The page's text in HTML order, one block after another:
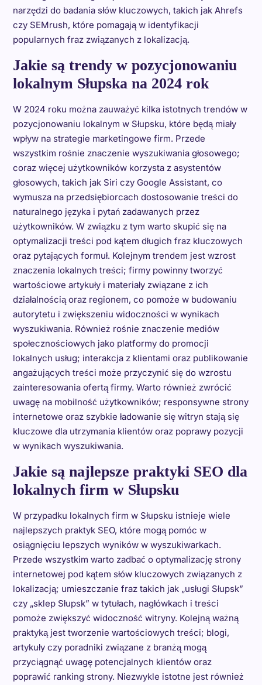
narzędzi do badania słów kluczowych, takich jak Ahrefs
czy SEMrush, które pomagają w identyfikacji
popularnych fraz związanych z lokalizacją.
Jakie są trendy w pozycjonowaniu
lokalnym Słupska na 2024 rok
W 2024 roku można zauważyć kilka istotnych trendów w
pozycjonowaniu lokalnym w Słupsku, które będą miały
wpływ na strategie marketingowe firm. Przede
wszystkim rośnie znaczenie wyszukiwania głosowego;
coraz więcej użytkowników korzysta z asystentów
głosowych, takich jak Siri czy Google Assistant, co
wymusza na przedsiębiorcach dostosowanie treści do
naturalnego języka i pytań zadawanych przez
użytkowników. W związku z tym warto skupić się na
optymalizacji treści pod kątem długich fraz kluczowych
oraz pytających formuł. Kolejnym trendem jest wzrost
znaczenia lokalnych treści; firmy powinny tworzyć
wartościowe artykuły i materiały związane z ich
działalnością oraz regionem, co pomoże w budowaniu
autorytetu i zwiększeniu widoczności w wynikach
wyszukiwania. Również rośnie znaczenie mediów
społecznościowych jako platformy do promocji
lokalnych usług; interakcja z klientami oraz publikowanie
angażujących treści może przyczynić się do wzrostu
zainteresowania ofertą firmy. Warto również zwrócić
uwagę na mobilność użytkowników; responsywne strony
internetowe oraz szybkie ładowanie się witryn stają się
kluczowe dla utrzymania klientów oraz poprawy pozycji
w wynikach wyszukiwania.
Jakie są najlepsze praktyki SEO dla
lokalnych firm w Słupsku
W przypadku lokalnych firm w Słupsku istnieje wiele
najlepszych praktyk SEO, które mogą pomóc w
osiągnięciu lepszych wyników w wyszukiwarkach.
Przede wszystkim warto zadbać o optymalizację strony
internetowej pod kątem słów kluczowych związanych z
lokalizacją; umieszczanie fraz takich jak „usługi Słupsk”
czy „sklep Słupsk” w tytułach, nagłówkach i treści
pomoże zwiększyć widoczność witryny. Kolejną ważną
praktyką jest tworzenie wartościowych treści; blogi,
artykuły czy poradniki związane z branżą mogą
przyciągnąć uwagę potencjalnych klientów oraz
poprawić ranking strony. Niezwykle istotne jest również